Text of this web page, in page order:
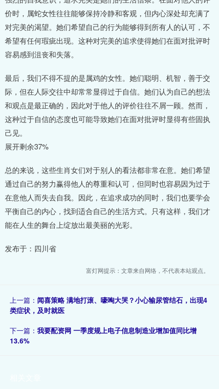
价时，属蛇女性往往能够保持冷静和客观，但内心深处却充满了
对完美的渴望。她们希望自己的行为能够得到所有人的认可，不
希望有任何瑕疵出现。这种对完美的追求使得她们在面对批评时
容易感到沮丧和失落。
最后，我们不得不提的是属鸡的女性。她们聪明、机智，善于交
际，但在人际交往中却常常显得过于自信。她们认为自己的想法
和观点是最正确的，因此对于他人的评价往往不屑一顾。然而，
这种过于自信的态度也可能导致她们在面对批评时显得有些固执
己见。
展开剩余37%
总的来说，这些生肖女们对于别人的看法都非常在意。她们希望
通过自己的努力赢得他人的尊重和认可，但同时也容易因为过于
在意他人而失去自我。因此，在追求成功的同时，我们也要学会
平衡自己的内心，找到适合自己的生活方式。只有这样，我们才
能在人生的舞台上绽放出最美丽的光彩。
发布于：四川省
富灯网提示：文章来自网络，不代表本站观点。
上一篇： 闻喜策略 满地打滚、嚎啕大哭？小心输尿管结石，出现4
类症状，及时就医
下一篇： 我要配资网 一季度规上电子信息制造业增加值同比增
13.6%